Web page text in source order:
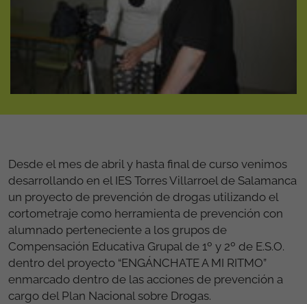
Desde el mes de abril y hasta final de curso venimos
desarrollando en el IES Torres Villarroel de Salamanca
un proyecto de prevención de drogas utilizando el
cortometraje como herramienta de prevención con
alumnado perteneciente a los grupos de
Compensación Educativa Grupal de 1º y 2º de E.S.O.
dentro del proyecto “ENGÁNCHATE A MI RITMO”
enmarcado dentro de las acciones de prevención a
cargo del Plan Nacional sobre Drogas.